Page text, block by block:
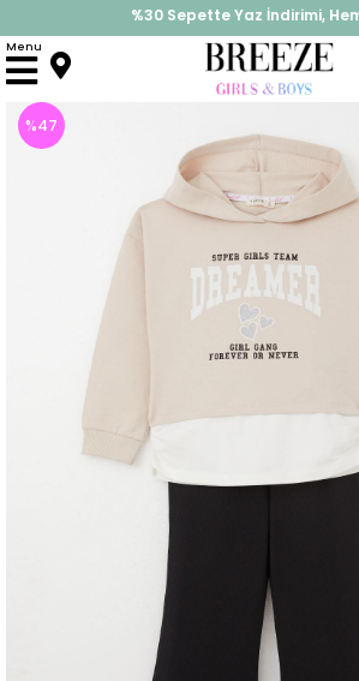
%30 Sepette Yaz İndirimi,
İndirimlere ek %10 İndirimi Kap,
Menu
Anasayfa Takımlar Eşofman Takımı
%47